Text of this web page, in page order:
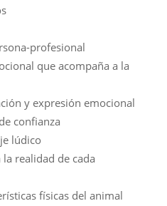
profesional
que acompaña a la
y expresión emocional
confianza
lúdico
realidad de cada
físicas del animal